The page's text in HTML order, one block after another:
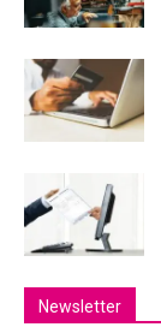
Newsletter